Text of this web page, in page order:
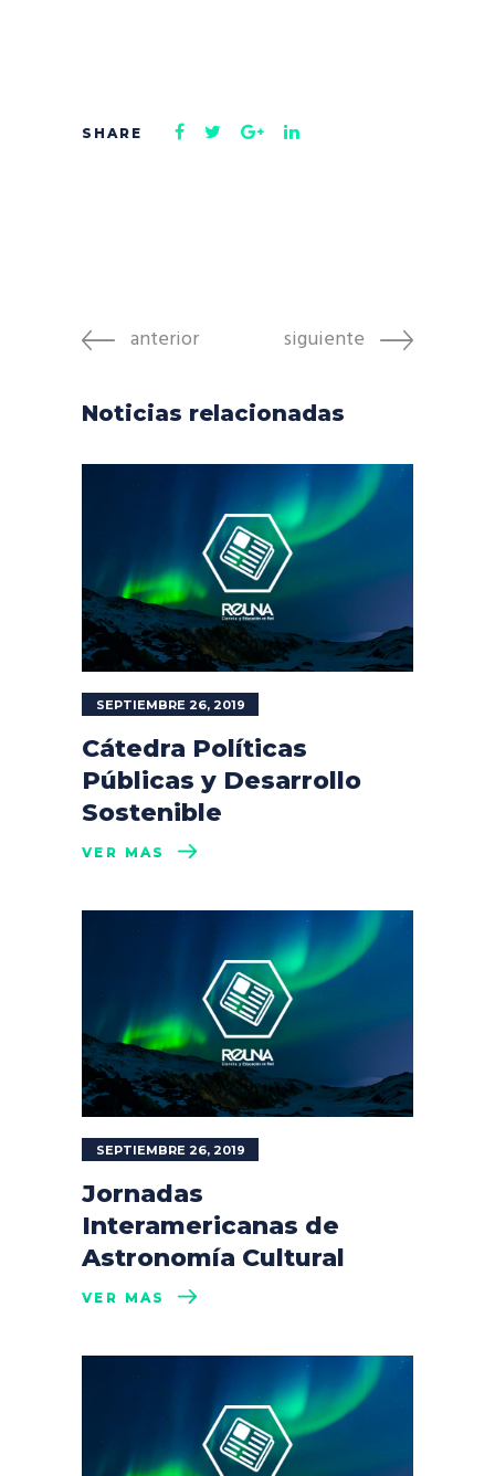
anterior siguiente
Noticias relacionadas
SEPTIEMBRE 26, 2019
Cátedra Políticas
Públicas y Desarrollo
Sostenible
VER MÁS
SEPTIEMBRE 26, 2019
Jornadas
Interamericanas de
Astronomía Cultural
VER MÁS